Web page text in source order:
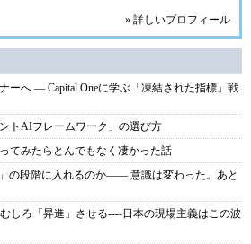
» 詳しいプロフィール
ーへ ― Capital Oneに学ぶ「凍結された指標」戦
トAIフレームワーク」の選び方
てみたらとんでもなく凄かった話
の段階に入れるのか―― 意識は変わった。あと
しろ「昇進」させる----日本の現場主義はこの波